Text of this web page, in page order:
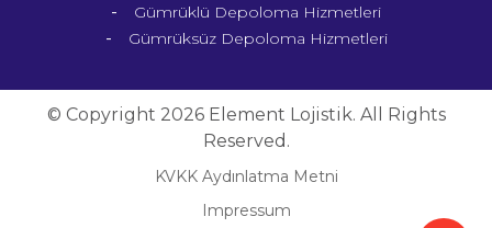
Gümrüklü Depoloma Hizmetleri
Gümrüksüz Depoloma Hizmetleri
© Copyright 2026 Element Lojistik. All Rights
Reserved.
KVKK Aydınlatma Metni
Impressum